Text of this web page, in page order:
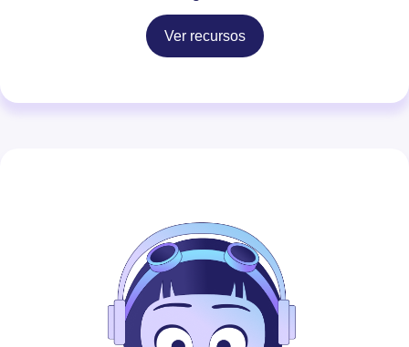
Ver recursos